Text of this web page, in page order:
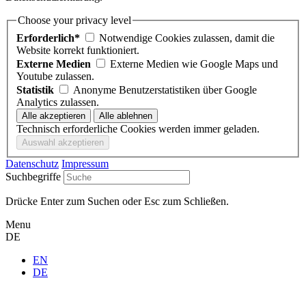
Choose your privacy level
Erforderlich*
Notwendige Cookies zulassen, damit die
Website korrekt funktioniert.
Externe Medien
Externe Medien wie Google Maps und
Youtube zulassen.
Statistik
Anonyme Benutzerstatistiken über Google
Analytics zulassen.
Technisch erforderliche Cookies werden immer geladen.
Datenschutz Impressum
Suchbegriffe
Drücke Enter zum Suchen oder Esc zum Schließen.
Menu
DE
EN
DE